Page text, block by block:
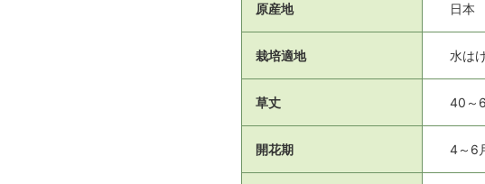
原産地 日本
栽培適地 水は
草丈 40～
開花期 4～6